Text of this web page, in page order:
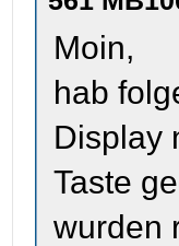
Moin,
hab
Display
Taste
wurden